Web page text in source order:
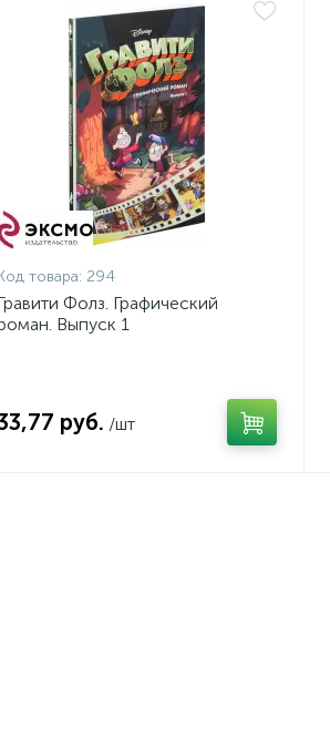
товара: 294
Фолз. Графический
Выпуск 1
руб. /шт